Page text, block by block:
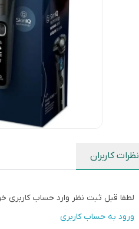
نظرات کاربران
لطفا قبل ثبت نظر وارد حساب کاربری
ورود به حساب کاربری